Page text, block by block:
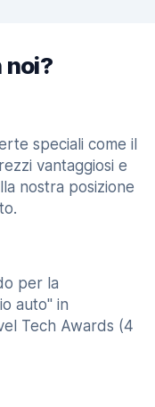
noi?
speciali come il
vantaggiosi e
nostra posizione
per la
auto" in
Tech Awards (4